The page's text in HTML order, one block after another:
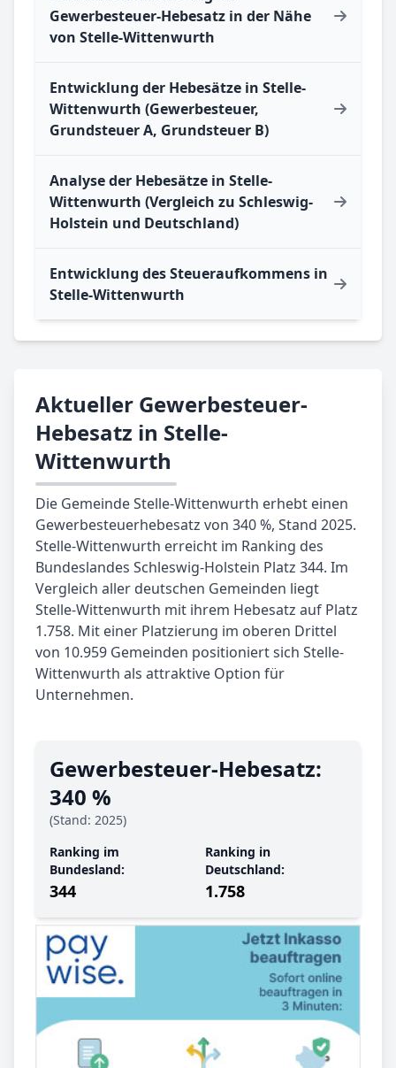
Gewerbesteuer-Hebesatz in der Nähe
von Stelle-Wittenwurth
Entwicklung der Hebesätze in Stelle-
Wittenwurth (Gewerbesteuer,
Grundsteuer A, Grundsteuer B)
Analyse der Hebesätze in Stelle-
Wittenwurth (Vergleich zu Schleswig-
Holstein und Deutschland)
Entwicklung des Steueraufkommens in
Stelle-Wittenwurth
Aktueller Gewerbesteuer-
Hebesatz in Stelle-
Wittenwurth
Die Gemeinde Stelle-Wittenwurth erhebt einen
Gewerbesteuerhebesatz von 340 %, Stand 2025.
Stelle-Wittenwurth erreicht im Ranking des
Bundeslandes Schleswig-Holstein Platz 344. Im
Vergleich aller deutschen Gemeinden liegt
Stelle-Wittenwurth mit ihrem Hebesatz auf Platz
1.758. Mit einer Platzierung im oberen Drittel
von 10.959 Gemeinden positioniert sich Stelle-
Wittenwurth als attraktive Option für
Unternehmen.
Gewerbe­steuer-Hebe­satz:
340 %
(Stand: 2025)
Ranking im
Bundesland:
344
Ranking in
Deutschland:
1.758